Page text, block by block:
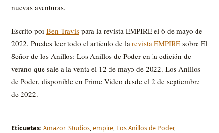
nuevas aventuras.
Escrito por Ben Travispara la revista EMPIRE el 6 de mayo de
2022. Puedes leer todo el artículo de la revista EMPIREsobre El
Señor de los Anillos: Los Anillos de Poder en la edición de
verano que sale a la venta el 12 de mayo de 2022. Los Anillos
de Poder, disponible en Prime Video desde el 2 de septiembre
de 2022.
Etiquetas: Amazon Studios,empire, Los Anillos de Poder,